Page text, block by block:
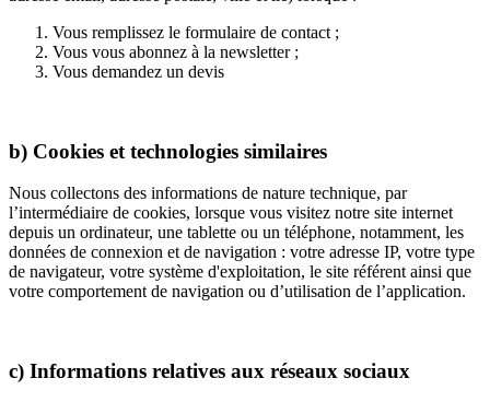
Vous remplissez le formulaire de contact ;
Vous vous abonnez à la newsletter ;
Vous demandez un devis
b) Cookies et technologies similaires
Nous collectons des informations de nature technique, par
l’intermédiaire de cookies, lorsque vous visitez notre site internet
depuis un ordinateur, une tablette ou un téléphone, notamment, les
données de connexion et de navigation : votre adresse IP, votre type
de navigateur, votre système d'exploitation, le site référent ainsi que
votre comportement de navigation ou d’utilisation de l’application.
c) Informations relatives aux réseaux sociaux